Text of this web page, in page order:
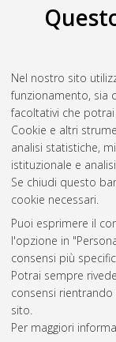
Nel nostro sito
funzionamento, sia
facoltativi che
Cookie e altri
analisi statistiche,
istituzionale e
Se chiudi questo
cookie necessari.
Puoi esprimere il
l'opzione in
consensi più
Potrai sempre
consensi
sito.
Per maggiori
Mater Studiorum
extra artisticità
Studiorum
dell'arte, 21 Ciclo.
Questa lista e'
Atom
Rss 1.0
Rss 2.0
ISSN: 2038-7946